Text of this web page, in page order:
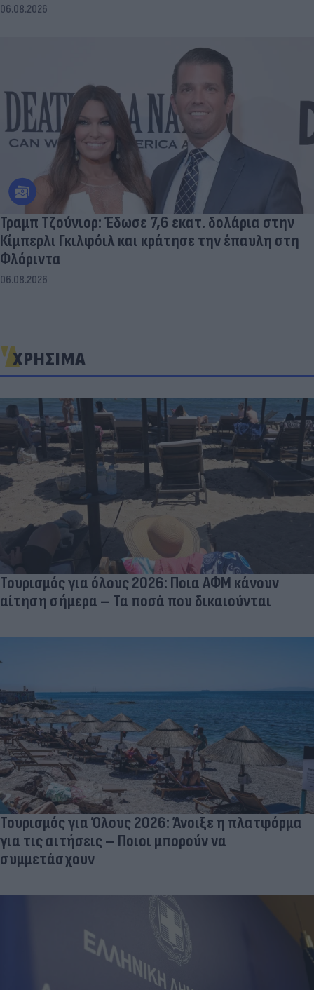
06.08.2026
Τραμπ Τζούνιορ: Έδωσε 7,6 εκατ. δολάρια στην
Κίμπερλι Γκιλφόιλ και κράτησε την έπαυλη στη
Φλόριντα
06.08.2026
ΧΡΗΣΙΜΑ
Τουρισμός για όλους 2026: Ποια ΑΦΜ κάνουν
αίτηση σήμερα – Τα ποσά που δικαιούνται
Τουρισμός για Όλους 2026: Άνοιξε η πλατφόρμα
για τις αιτήσεις – Ποιοι μπορούν να
συμμετάσχουν